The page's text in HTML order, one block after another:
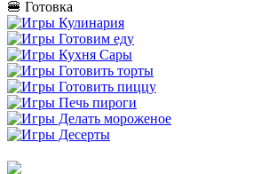
🍔 Готовка